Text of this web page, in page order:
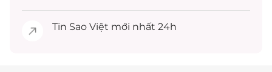
Tin Sao Việt mới nhất 24h